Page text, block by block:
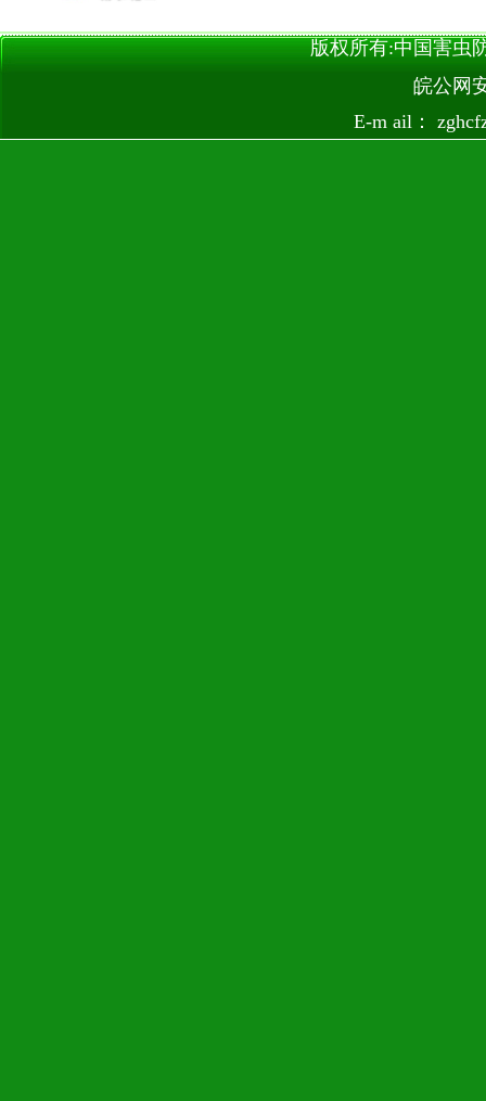
版权所有:中国害虫
皖公网
E-m ail：